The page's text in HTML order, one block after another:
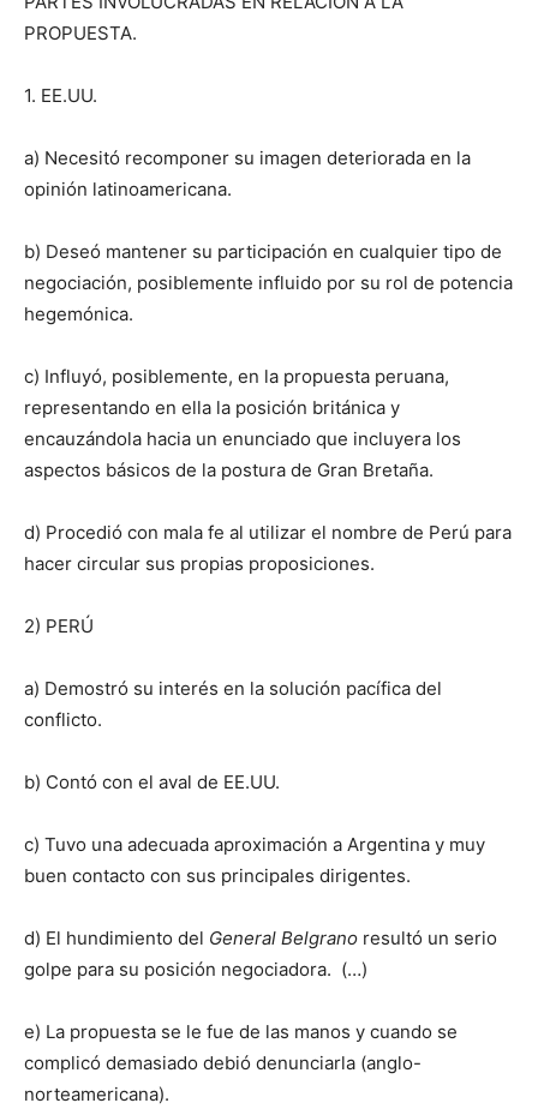
PROPUESTA.
1. EE.UU.
a) Necesitó recomponer su imagen deteriorada en la
opinión latinoamericana.
b) Deseó mantener su participación en cualquier tipo de
negociación, posiblemente influido por su rol de potencia
hegemónica.
c) Influyó, posiblemente, en la propuesta peruana,
representando en ella la posición británica y
encauzándola hacia un enunciado que incluyera los
aspectos básicos de la postura de Gran Bretaña.
d) Procedió con mala fe al utilizar el nombre de Perú para
hacer circular sus propias proposiciones.
2) PERÚ
a) Demostró su interés en la solución pacífica del
conflicto.
b) Contó con el aval de EE.UU.
c) Tuvo una adecuada aproximación a Argentina y muy
buen contacto con sus principales dirigentes.
d) El hundimiento del General Belgrano resultó un serio
golpe para su posición negociadora. (…)
e) La propuesta se le fue de las manos y cuando se
complicó demasiado debió denunciarla (anglo-
norteamericana).